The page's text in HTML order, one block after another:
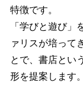
特徴です。
「学びと遊び
ァリスが培って
とで、書店とい
形を提案します。